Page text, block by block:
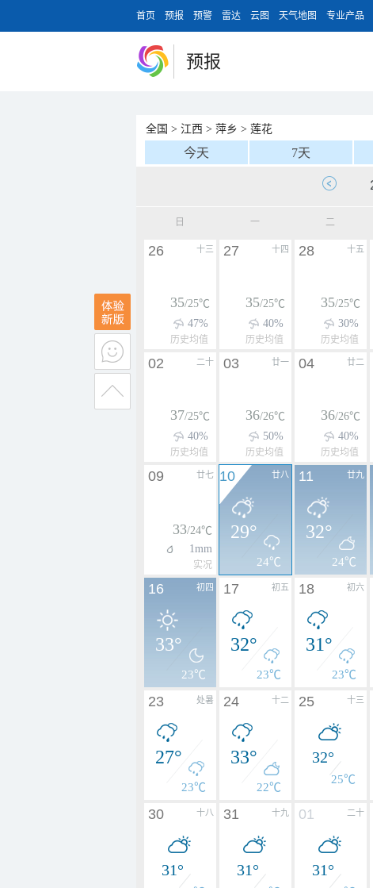
首页 预报 预警 雷达 云图 天气地图 专业产品
预报
全国 > 江西 > 萍乡 > 莲花
今天 7天
日 一 二
十三
26
35/25℃
47%
历史均值
十四
27
35/25℃
40%
历史均值
十五
28
35/25℃
30%
历史均值
二十
02
37/25℃
40%
历史均值
廿一
03
36/26℃
50%
历史均值
廿二
04
36/26℃
40%
历史均值
廿七
09
33/24℃
1mm
实况
廿八
10
29°
24℃
廿九
11
32°
24℃
初四
16
33°
23℃
初五
17
32°
23℃
初六
18
31°
23℃
处暑
23
27°
23℃
十二
24
33°
22℃
十三
25
32°
25℃
十八
30
31°
十九
31
31°
二十
01
31°